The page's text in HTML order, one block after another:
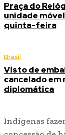
Praça do
unidade
quinta-feira
Brasil
Visto de
cancelado em
diplomática
Indígenas